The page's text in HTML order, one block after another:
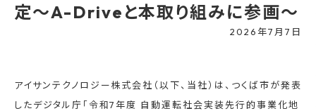
定～A-Driveと本取り組みに参画～
2026年7月7日
アイサンテクノロジー株式会社（以下、当社）は、つくば市が発表
したデジタル庁「令和7年度 自動運転社会実装先行的事業化地